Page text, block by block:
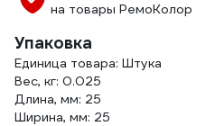
на товары РемоКолор
Упаковка
Единица товара: Штука
Вес, кг: 0.025
Длина, мм: 25
Ширина, мм: 25